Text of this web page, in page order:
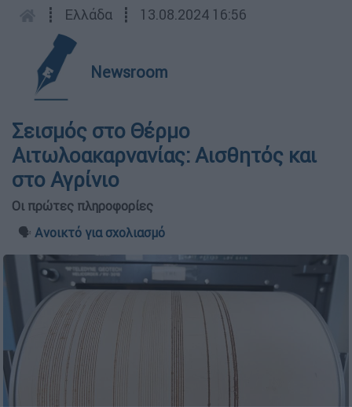
┋ Ελλάδα ┋ 13.08.2024 16:56
Newsroom
Σεισμός στο Θέρμο
Αιτωλοακαρνανίας: Αισθητός και
στο Αγρίνιο
Οι πρώτες πληροφορίες
🗣️ Ανοικτό για σχολιασμό